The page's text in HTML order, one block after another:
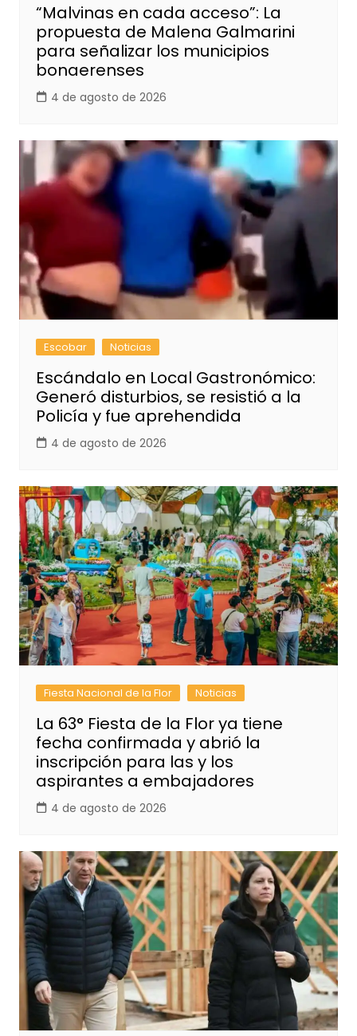
“Malvinas en cada acceso”: La
propuesta de Malena Galmarini
para señalizar los municipios
bonaerenses
4 de agosto de 2026
Escobar Noticias
Escándalo en Local Gastronómico:
Generó disturbios, se resistió a la
Policía y fue aprehendida
4 de agosto de 2026
Fiesta Nacional de la Flor Noticias
La 63° Fiesta de la Flor ya tiene
fecha confirmada y abrió la
inscripción para las y los
aspirantes a embajadores
4 de agosto de 2026